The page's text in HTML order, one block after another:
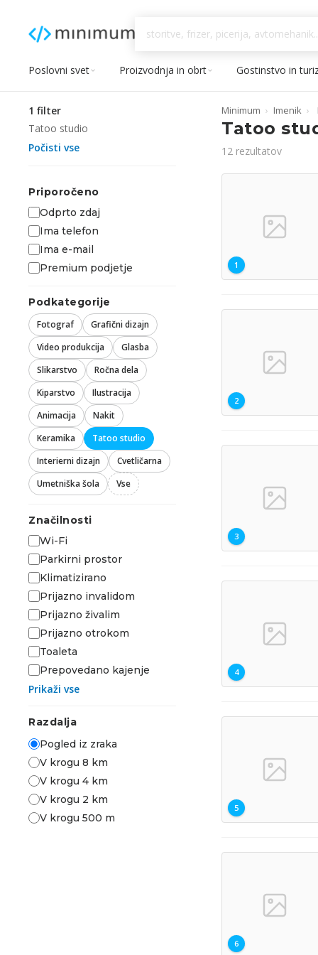
Poslovni svet Proizvodnja in obrt Gostinstvo in
1 filter
Tatoo studio
Počisti vse
Priporočeno
Odprto zdaj
Ima telefon
Ima e-mail
Premium podjetje
Podkategorije
Fotograf
Grafični dizajn
Video produkcija
Glasba
Slikarstvo
Ročna dela
Kiparstvo
Ilustracija
Animacija
Nakit
Keramika
Tatoo studio
Interierni dizajn
Cvetličarna
Umetniška šola
Vse
Značilnosti
Wi-Fi
Parkirni prostor
Klimatizirano
Prijazno invalidom
Prijazno živalim
Prijazno otrokom
Toaleta
Prepovedano kajenje
Prikaži vse
Razdalja
Pogled iz zraka
V krogu 8 km
V krogu 4 km
V krogu 2 km
V krogu 500 m
Minimum › Imenik ›
Tatoo
12 rezultatov
1
2
3
4
5
6